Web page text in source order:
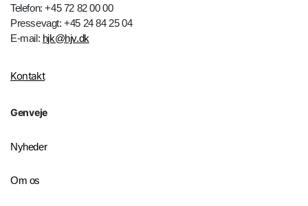
Telefon: +45 72 82 00 00
Pressevagt: +45 24 84 25 04
E-mail: hjk@hjv.dk
Kontakt
Genveje
Nyheder
Om os